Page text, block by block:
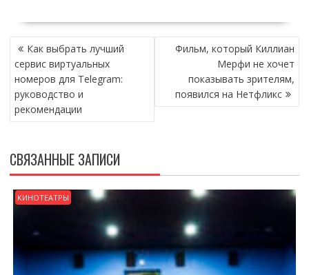
НАВИГАЦИЯ
ПО
ЗАПИСЯМ
Как выбрать лучший
сервис виртуальных
номеров для Telegram:
руководство и
рекомендации
Фильм, который Киллиан
Мерфи не хочет
показывать зрителям,
появился на Нетфликс
СВЯЗАННЫЕ ЗАПИСИ
КИНОТЕАТРЫ